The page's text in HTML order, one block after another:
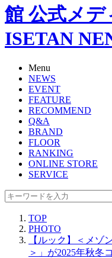
館 公式メデ
ISETAN
Menu
NEWS
EVENT
FEATURE
RECOMMEND
Q&A
BRAND
FLOOR
RANKING
ONLINE STORE
SERVICE
TOP
PHOTO
【ルック】＜メゾ
＞」が2025年秋冬